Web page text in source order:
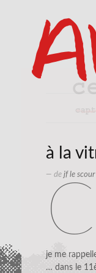
à la
— de jf le scour
c
je me
… dans le